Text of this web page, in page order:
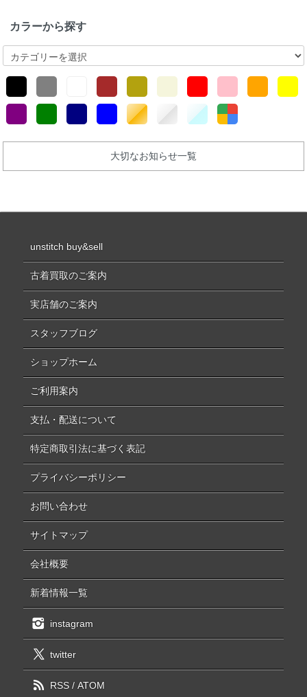
カラーから探す
大切なお知らせ一覧
unstitch buy&sell
古着買取のご案内
実店舗のご案内
スタッフブログ
ショップホーム
ご利用案内
支払・配送について
特定商取引法に基づく表記
プライバシーポリシー
お問い合わせ
サイトマップ
会社概要
新着情報一覧
instagram
twitter
RSS/ ATOM